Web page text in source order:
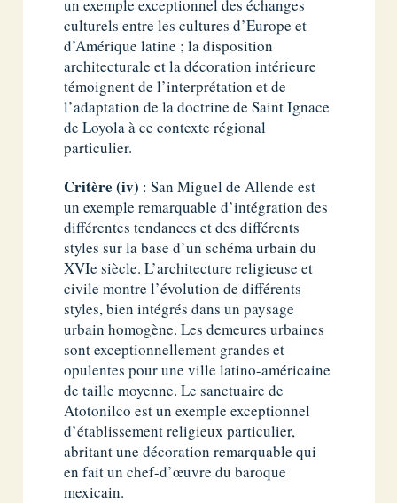
un exemple exceptionnel des échanges
culturels entre les cultures d’Europe et
d’Amérique latine ; la disposition
architecturale et la décoration intérieure
témoignent de l’interprétation et de
l’adaptation de la doctrine de Saint Ignace
de Loyola à ce contexte régional
particulier.
Critère (iv) : San Miguel de Allende est
un exemple remarquable d’intégration des
différentes tendances et des différents
styles sur la base d’un schéma urbain du
XVIe siècle. L’architecture religieuse et
civile montre l’évolution de différents
styles, bien intégrés dans un paysage
urbain homogène. Les demeures urbaines
sont exceptionnellement grandes et
opulentes pour une ville latino-américaine
de taille moyenne. Le sanctuaire de
Atotonilco est un exemple exceptionnel
d’établissement religieux particulier,
abritant une décoration remarquable qui
en fait un chef-d’œuvre du baroque
mexicain.